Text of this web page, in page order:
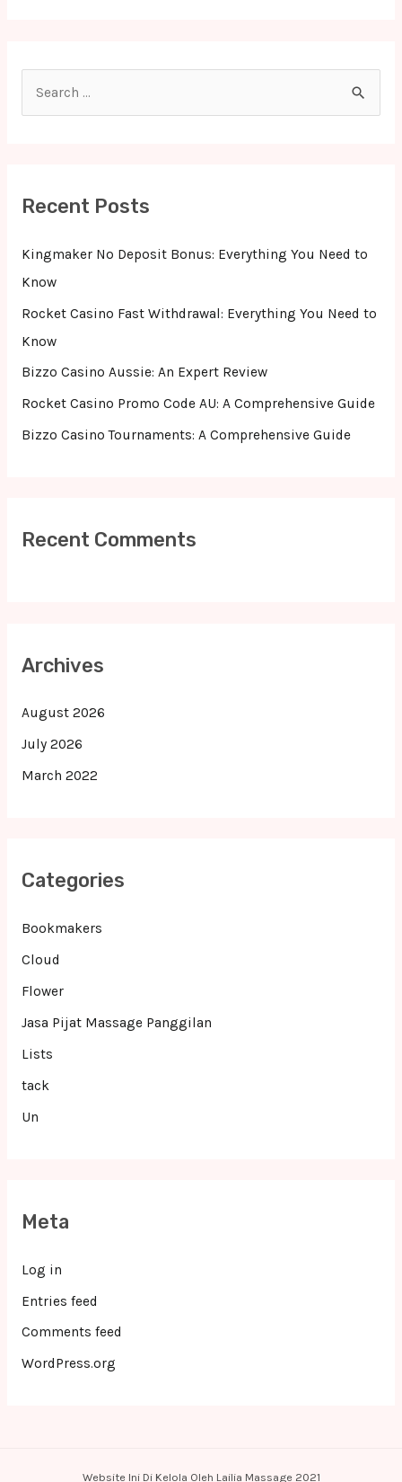
f
o
Recent Posts
Kingmaker No Deposit Bonus: Everything You Need to
Know
Rocket Casino Fast Withdrawal: Everything You Need to
Know
Bizzo Casino Aussie: An Expert Review
Rocket Casino Promo Code AU: A Comprehensive Guide
Bizzo Casino Tournaments: A Comprehensive Guide
Recent Comments
Archives
August 2026
July 2026
March 2022
Categories
Bookmakers
Cloud
Flower
Jasa Pijat Massage Panggilan
Lists
tack
Un
Meta
Log in
Entries feed
Comments feed
WordPress.org
Website Ini Di Kelola Oleh Lailia Massage 2021